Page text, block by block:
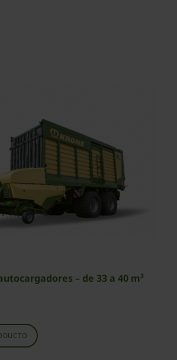
– de 33 a 40 m³